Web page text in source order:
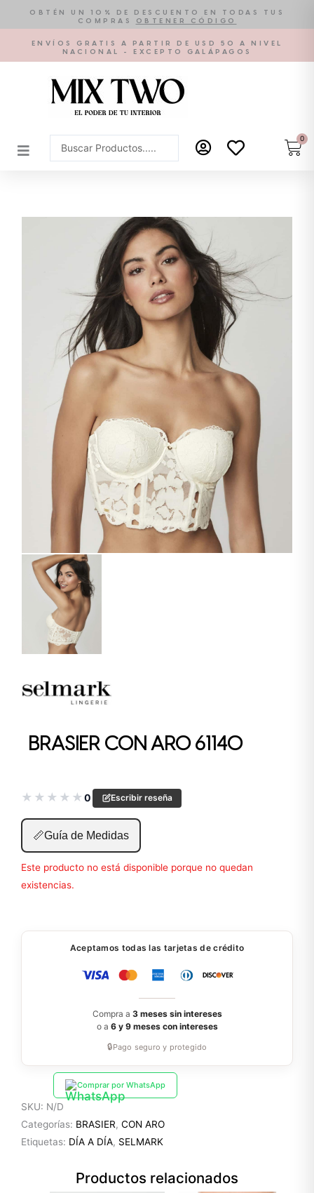
contenido
OBTÉN UN 10% DE DESCUENTO EN TODAS TUS
COMPRAS
OBTENER CÓDIGO
ENVÍOS GRATIS A PARTIR DE USD 50 A NIVEL
NACIONAL - EXCEPTO GALÁPAGOS
Search
...
0
BRASIER CON ARO 61140
★ ★ ★ ★ ★0 Escribir reseña
📏Guía de Medidas
Este producto no está disponible porque no quedan
existencias.
Aceptamos todas las tarjetas de crédito
Compra a 3 meses sin intereses
o a 6 y 9 meses con intereses
🔒Pago seguro y protegido
Comprar por WhatsApp
SKU: N/D
Categorías: BRASIER, CON ARO
Etiquetas: DÍA A DÍA, SELMARK
Productos relacionados